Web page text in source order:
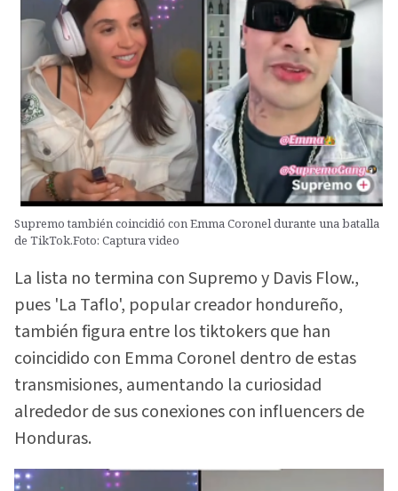
Supremo también coincidió con Emma Coronel durante una batalla
de TikTok.Foto: Captura video
La lista no termina con Supremo y Davis Flow.,
pues 'La Taflo', popular creador hondureño,
también figura entre los tiktokers que han
coincidido con Emma Coronel dentro de estas
transmisiones, aumentando la curiosidad
alrededor de sus conexiones con influencers de
Honduras.